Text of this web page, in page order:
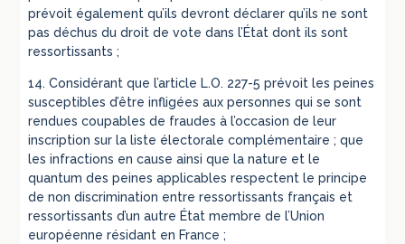
prévoit également qu’ils devront déclarer qu’ils ne sont
pas déchus du droit de vote dans l’État dont ils sont
ressortissants ;
14. Considérant que l’article L.O. 227-5 prévoit les peines
susceptibles d’être infligées aux personnes qui se sont
rendues coupables de fraudes à l’occasion de leur
inscription sur la liste électorale complémentaire ; que
les infractions en cause ainsi que la nature et le
quantum des peines applicables respectent le principe
de non discrimination entre ressortissants français et
ressortissants d’un autre État membre de l’Union
européenne résidant en France ;